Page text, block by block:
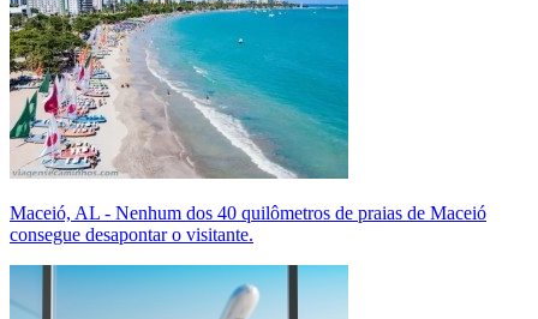
Maceió, AL - Nenhum dos 40 quilômetros de praias de Maceió
consegue desapontar o visitante.